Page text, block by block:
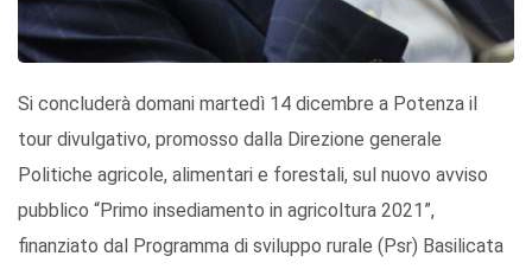
Si concluderà domani martedì 14 dicembre a Potenza il
tour divulgativo, promosso dalla Direzione generale
Politiche agricole, alimentari e forestali, sul nuovo avviso
pubblico “Primo insediamento in agricoltura 2021”,
finanziato dal Programma di sviluppo rurale (Psr) Basilicata